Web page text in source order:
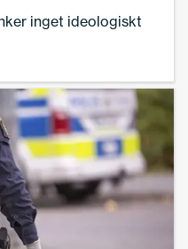
inget ideologiskt